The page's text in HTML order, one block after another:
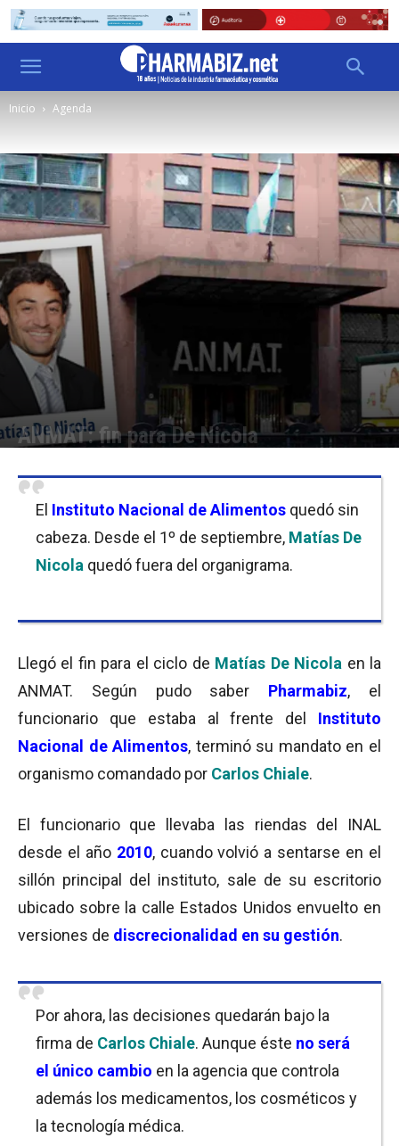
Inicio Agenda
ANMAT: fin para De Nicola
El Instituto Nacional de Alimentos quedó sin
cabeza. Desde el 1º de septiembre, Matías De
Nicola quedó fuera del organigrama.
Llegó el fin para el ciclo de Matías De Nicola en la
ANMAT. Según pudo saber Pharmabiz, el
funcionario que estaba al frente del Instituto
Nacional de Alimentos, terminó su mandato en el
organismo comandado por Carlos Chiale.
El funcionario que llevaba las riendas del INAL
desde el año 2010, cuando volvió a sentarse en el
sillón principal del instituto, sale de su escritorio
ubicado sobre la calle Estados Unidos envuelto en
versiones de discrecionalidad en su gestión.
Por ahora, las decisiones quedarán bajo la
firma de Carlos Chiale. Aunque éste no será
el único cambio en la agencia que controla
además los medicamentos, los cosméticos y
la tecnología médica.